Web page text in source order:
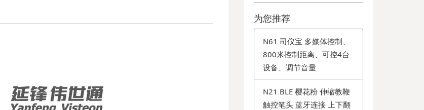
为您推荐
N61 司仪宝 多媒体控制、
800米控制距离、可控4台
设备、调节音量
N21 BLE 樱花粉 伸缩教鞭
触控笔头 蓝牙连接 上下翻